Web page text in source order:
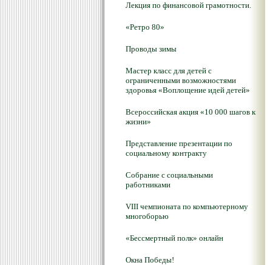
Лекция по финансовой грамотности.
«Ретро 80»
Проводы зимы
Мастер класс для детей с
ограниченными возможностями
здоровья «Воплощение идей детей»
Всероссийская акция «10 000 шагов к
жизни»
Представление презентации по
социальному контракту
Собрание с социальными
работниками
VIII чемпионата по компьютерному
многоборью
«Бессмертный полк» онлайн
Окна Победы!